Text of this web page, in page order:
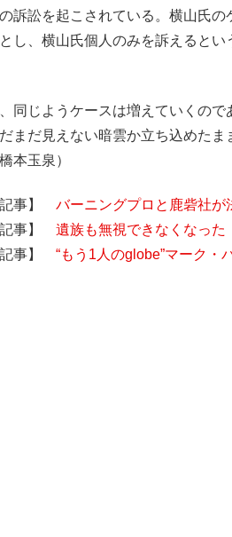
訴訟を起こされている。横山氏
し、横山氏個人のみを訴えると
同じようケースは増えていくので
まだ見えない暗雲か立ち込めたま
本玉泉）
記事】 バーニングプロと鹿砦社が
記事】 遺族も無視できなくなっ
記事】 “もう1人のglobe”マーク・